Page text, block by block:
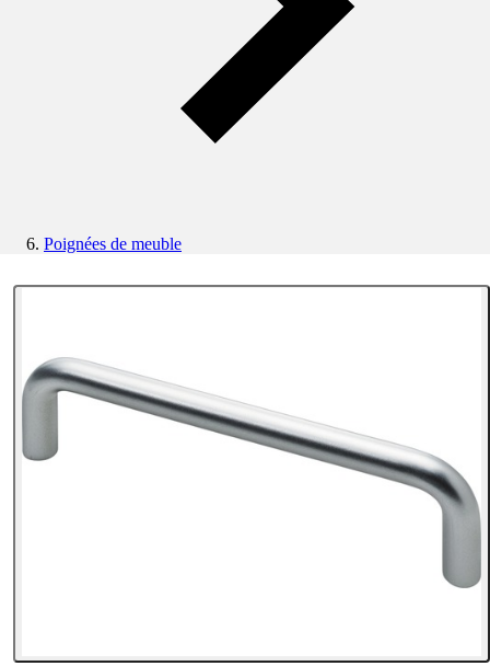
Poignées de meuble